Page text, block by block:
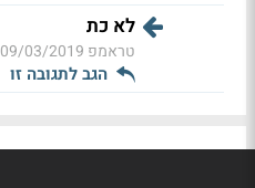
לא כת
טראמפ 09/03/2019 05:34
הגב לתגובה זו